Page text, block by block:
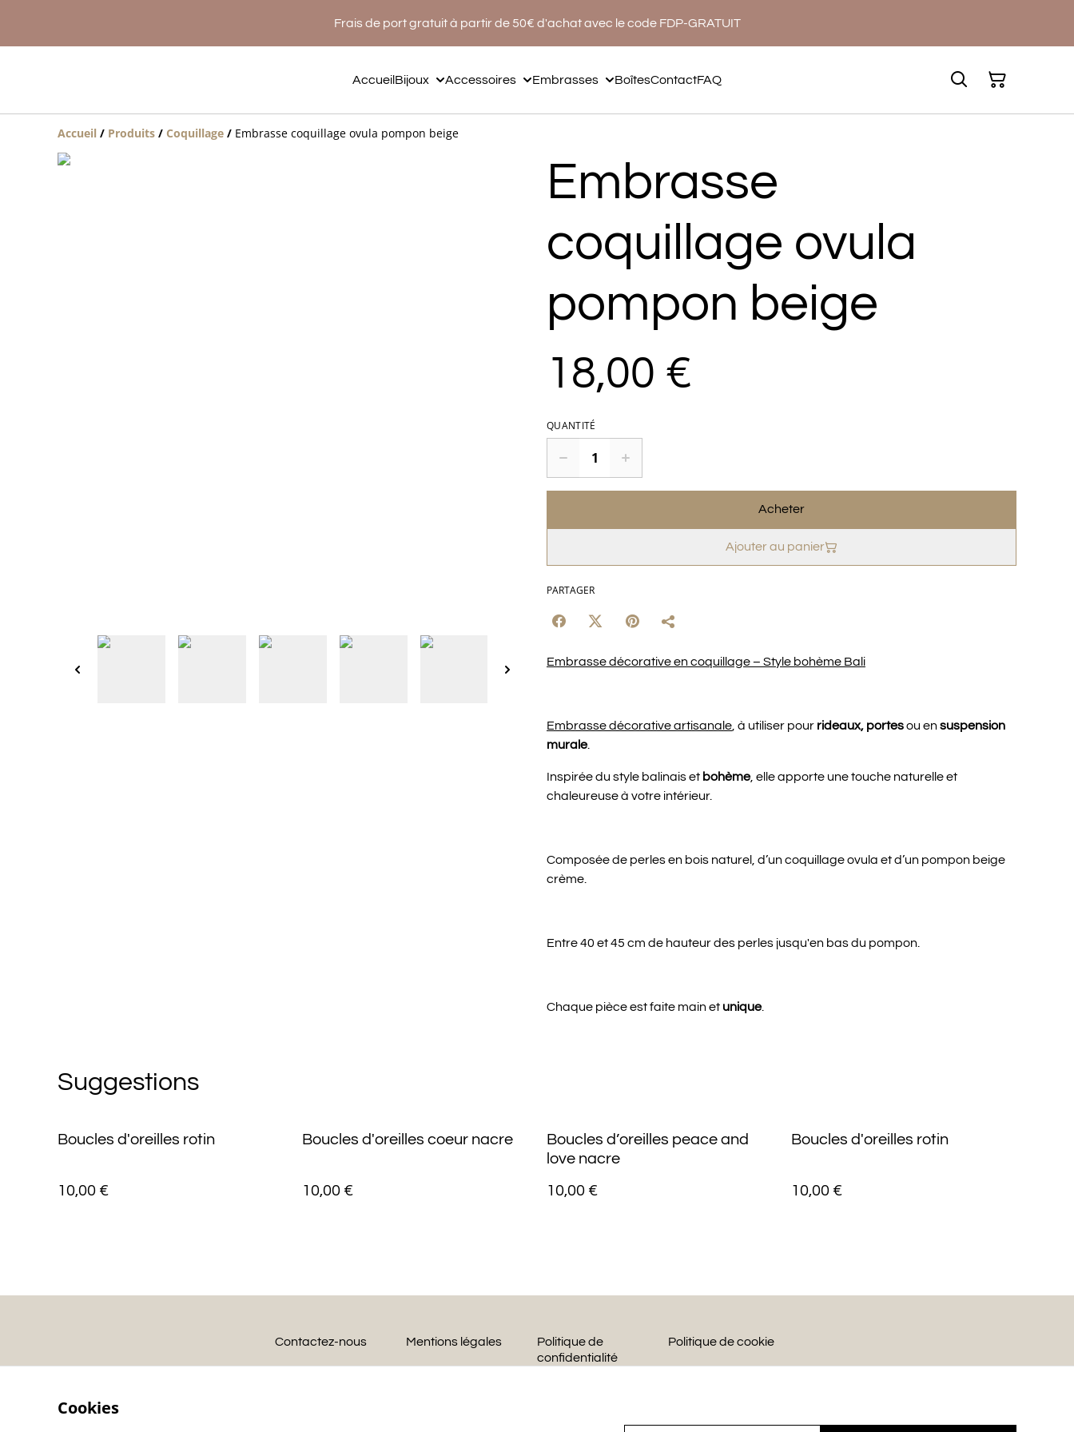
Frais de port gratuit à partir de 50€ d'achat avec le code FDP-GRATUIT
AccueilBijoux Accessoires Embrasses BoîtesContactFAQ
Accueil / Produits / Coquillage / Embrasse coquillage ovula pompon beige
Embrasse
coquillage ovula
pompon beige
18,00 €
QUANTITÉ
Acheter
Ajouter au panier
PARTAGER
Embrasse décorative en coquillage – Style bohème Bali
Embrasse décorative artisanale , à utiliser pour rideaux, portesou ensuspension
murale.
Inspirée du style balinais et bohème, elle apporte une touche naturelle et
chaleureuse à votre intérieur.
Composée de perles en bois naturel, d’un coquillage ovula et d’un pompon beige
crème.
Entre 40 et 45 cm de hauteur des perles jusqu'en bas du pompon.
Chaque pièce est faite main et unique.
Suggestions
Boucles d'oreilles rotin
10,00 €
Boucles d'oreilles coeur nacre
10,00 €
Boucles d’oreilles peace and
love nacre
10,00 €
Boucles d'oreilles rotin
10,00 €
Contactez-nous Mentions légales
Politique de
confidentialité
Politique de cookie
Cookies